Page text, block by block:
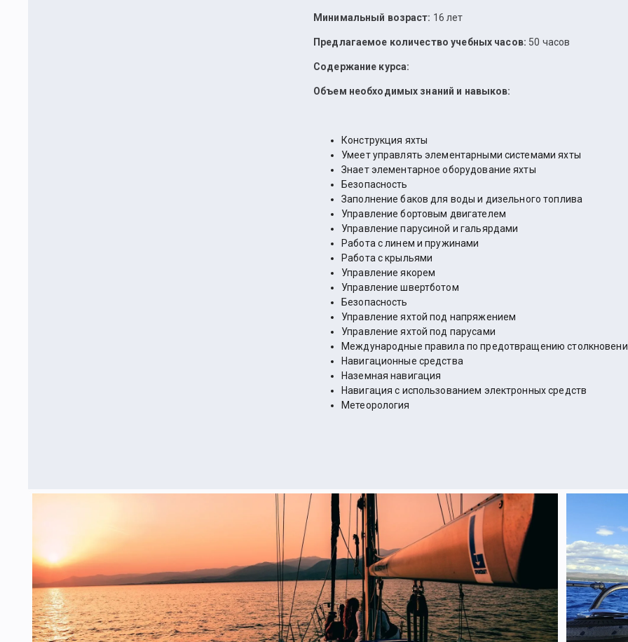
Минимальный возраст: 16 лет
Предлагаемое количество учебных часов: 50 часов
Содержание курса:
Объем необходимых знаний и навыков:
Конструкция яхты
Умеет управлять элементарными системами яхты
Знает элементарное оборудование яхты
Безопасность
Заполнение баков для воды и дизельного топлива
Управление бортовым двигателем
Управление парусиной и гальярдами
Работа с линем и пружинами
Работа с крыльями
Управление якорем
Управление швертботом
Безопасность
Управление яхтой под напряжением
Управление яхтой под парусами
Международные правила по предотвращению
Навигационные средства
Наземная навигация
Навигация с использованием электронных средств
Метеорология